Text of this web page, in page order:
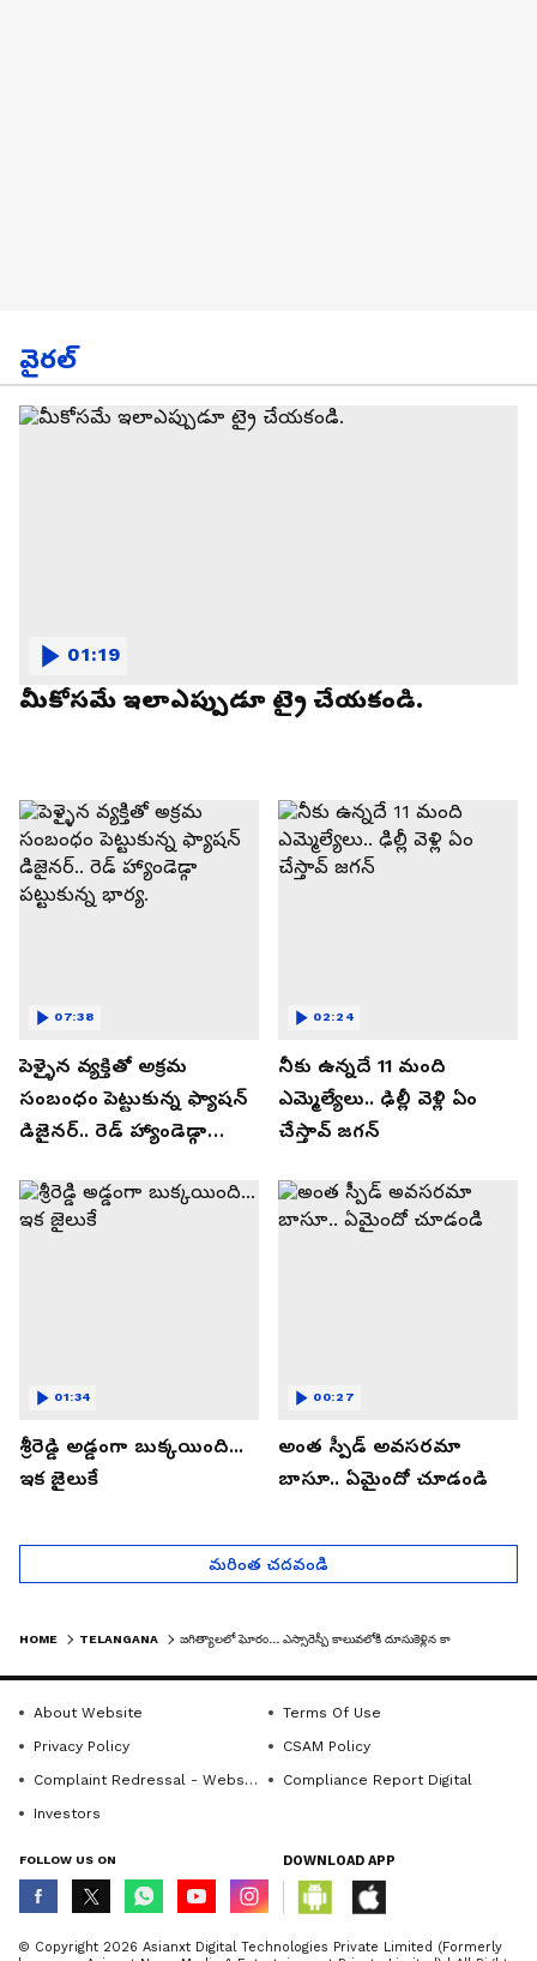
వైరల్
మీకోసమే ఇలాఎప్పుడూ ట్రై చేయకండి.
01:19
పెళ్ళైన వ్యక్తితో అక్రమ
సంబంధం పెట్టుకున్న ఫ్యాషన్
డిజైనర్.. రెడ్ హ్యాండెడ్గా
07:38
నీకు ఉన్నదే 11 మంది
ఎమ్మెల్యేలు.. ఢిల్లీ వెళ్లి ఏం
చేస్తావ్ జగన్
02:24
శ్రీరెడ్డి అడ్డంగా బుక్కయింది...
ఇక జైలుకే
01:34
అంత స్పీడ్ అవసరమా
బాసూ.. ఏమైందో చూడండి
00:27
మరింత చదవండి
HOME TELANGANA
About Website
Terms Of Use
Privacy Policy
CSAM Policy
Complaint Redressal - Website
Compliance Report Digital
Investors
FOLLOW US ON DOWNLOAD APP
© Copyright 2026 Asianxt Digital Technologies Private Limited (Formerly